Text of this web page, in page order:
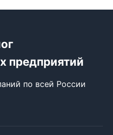
предприятий
по всей России